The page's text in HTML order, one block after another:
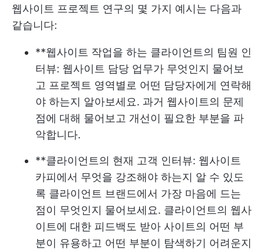
웹사이트 프로젝트 연구의 몇 가지 예시는 다음과
같습니다:
**웹사이트 작업을 하는 클라이언트의 팀원 인
터뷰: 웹사이트 담당 업무가 무엇인지 물어보
고 프로젝트 영역별로 어떤 담당자에게 연락해
야 하는지 알아보세요. 과거 웹사이트의 문제
점에 대해 물어보고 개선이 필요한 부분을 파
악합니다.
**클라이언트의 현재 고객 인터뷰: 웹사이트
카피에서 무엇을 강조해야 하는지 알 수 있도
록 클라이언트 브랜드에서 가장 마음에 드는
점이 무엇인지 물어보세요. 클라이언트의 웹사
이트에 대한 피드백도 받아 사이트의 어떤 부
분이 유용하고 어떤 부분이 탐색하기 어려운지